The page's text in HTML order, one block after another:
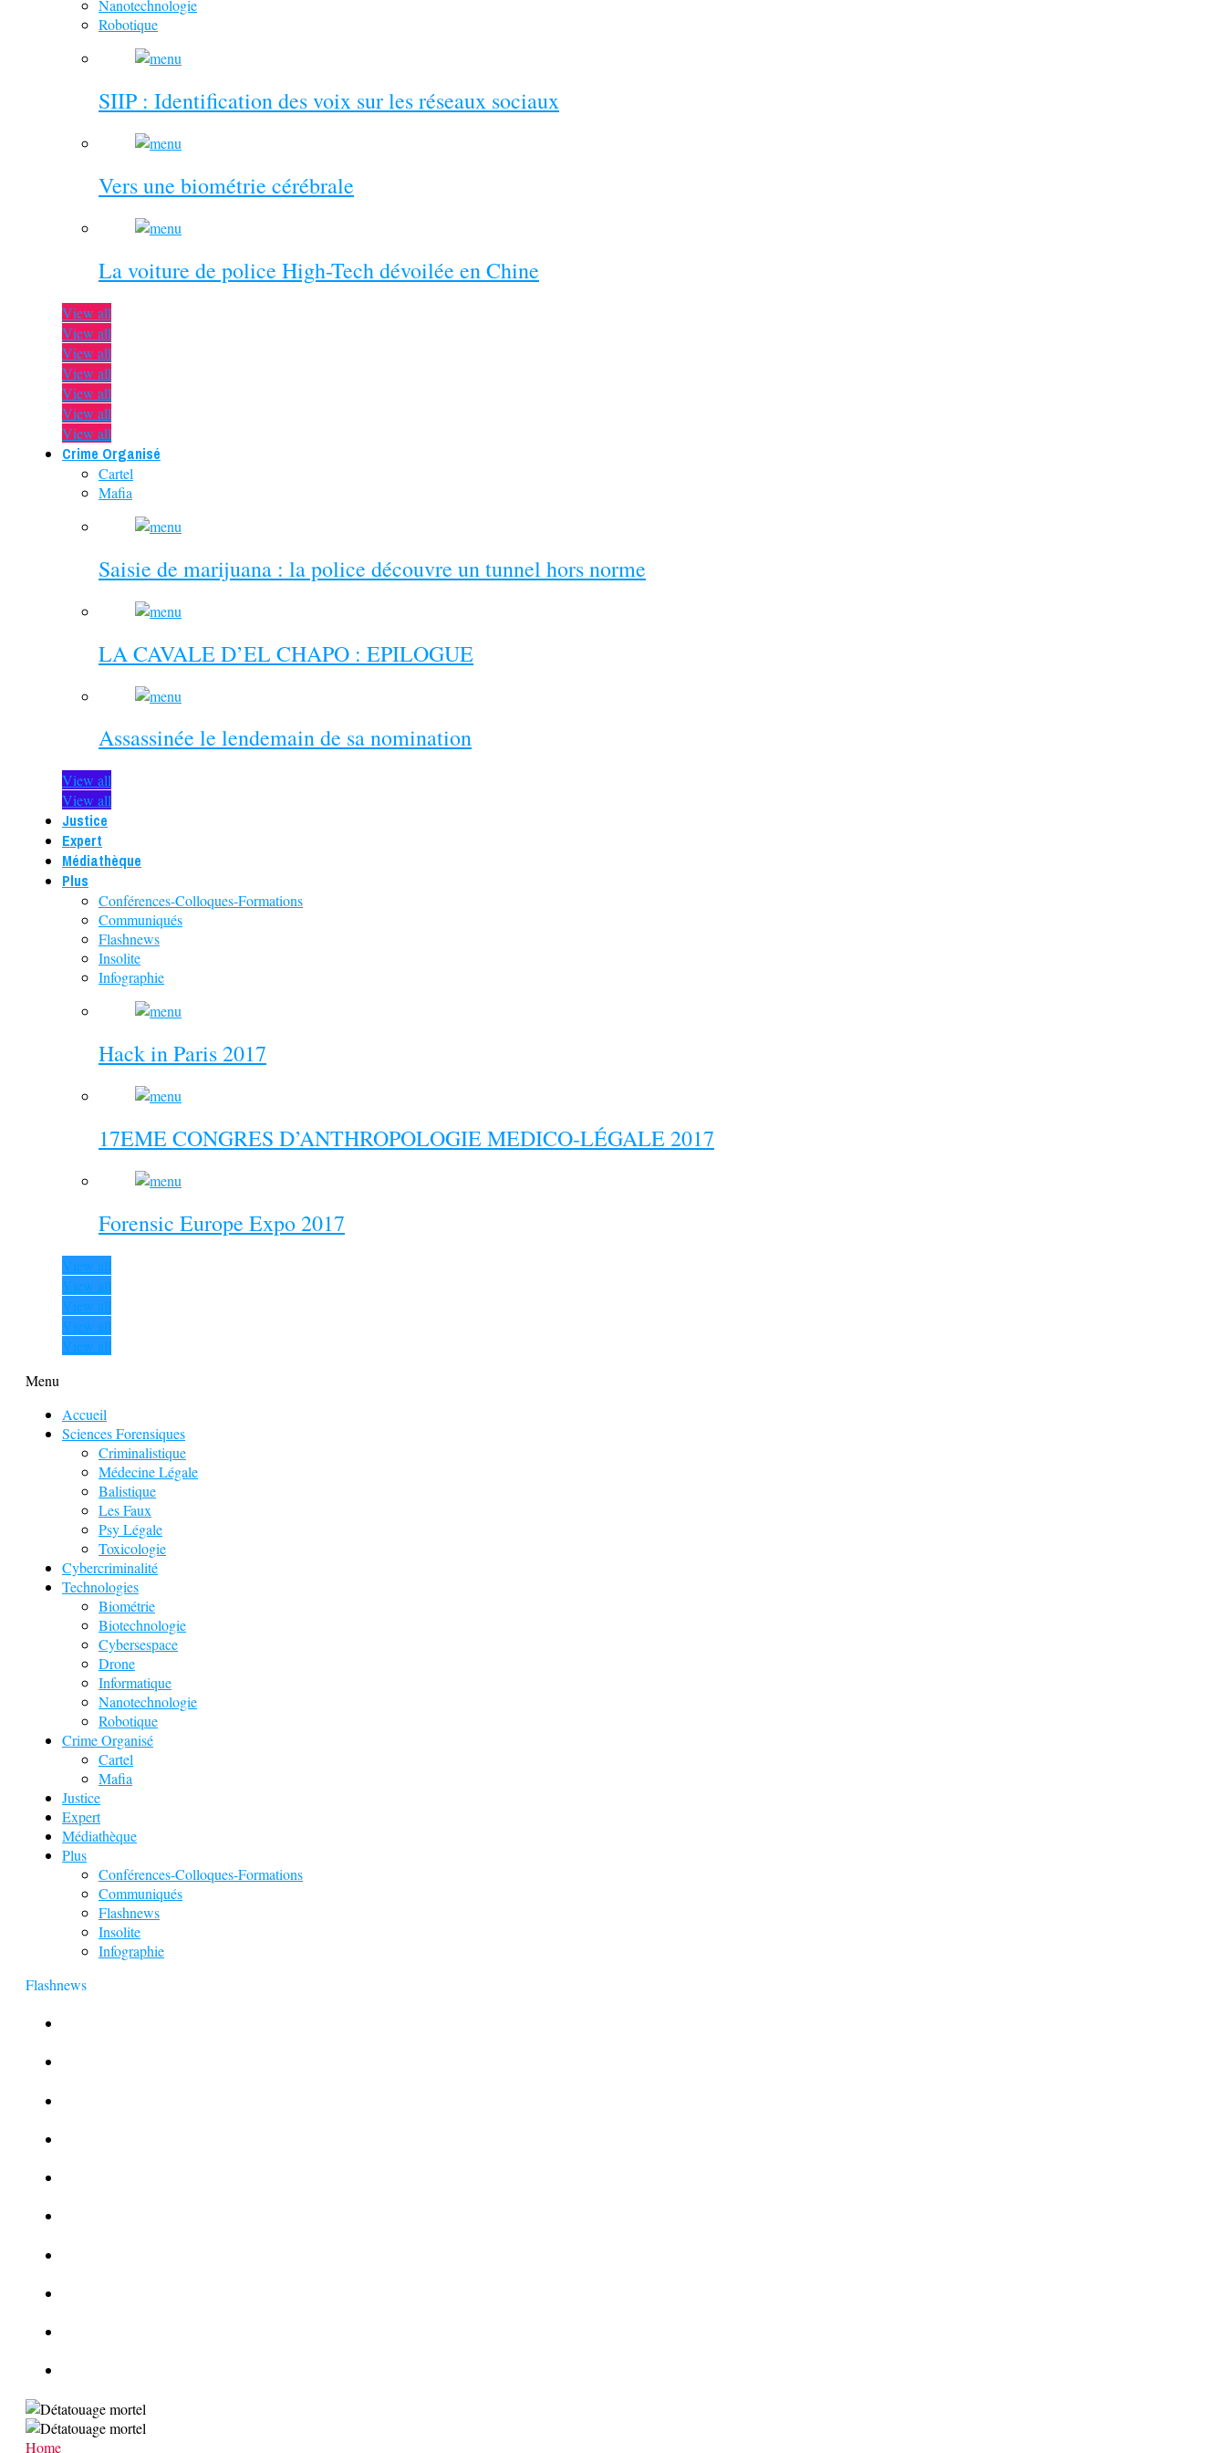
Nanotechnologie
Robotique
SIIP : Identification des voix sur les réseaux sociaux
Vers une biométrie cérébrale
La voiture de police High-Tech dévoilée en Chine
View all
View all
View all
View all
View all
View all
View all
Crime Organisé
Cartel
Mafia
Saisie de marijuana : la police découvre un tunnel hors norme
LA CAVALE D’EL CHAPO : EPILOGUE
Assassinée le lendemain de sa nomination
View all
View all
Justice
Expert
Médiathèque
Plus
Conférences-Colloques-Formations
Communiqués
Flashnews
Insolite
Infographie
Hack in Paris 2017
17EME CONGRES D’ANTHROPOLOGIE MEDICO-LÉGALE 2017
Forensic Europe Expo 2017
View all
View all
View all
View all
View all
Menu
Accueil
Sciences Forensiques
Criminalistique
Médecine Légale
Balistique
Les Faux
Psy Légale
Toxicologie
Cybercriminalité
Technologies
Biométrie
Biotechnologie
Cybersespace
Drone
Informatique
Nanotechnologie
Robotique
Crime Organisé
Cartel
Mafia
Justice
Expert
Médiathèque
Plus
Conférences-Colloques-Formations
Communiqués
Flashnews
Insolite
Infographie
Flashnews
Home